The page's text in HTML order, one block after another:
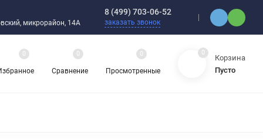
микрорайон, 14А
8 (499) 703-06-52
заказать звонок
0
Сравнение
0
Просмотренные
0 0
Корзина
Пусто